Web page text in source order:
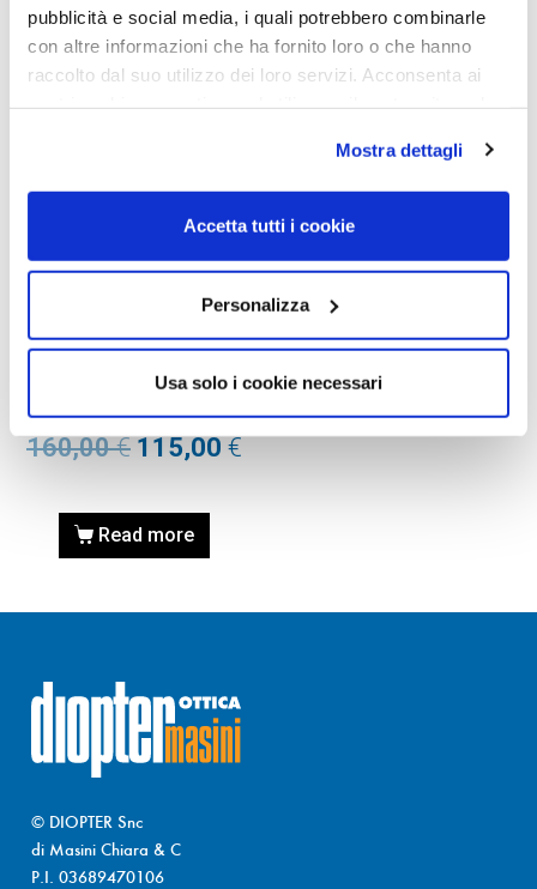
pubblicità e social media, i quali potrebbero combinarle
con altre informazioni che ha fornito loro o che hanno
raccolto dal suo utilizzo dei loro servizi. Acconsenta ai
Mostra dettagli
Accetta tutti i cookie
Personalizza
Usa solo i cookie necessari
MASCHERE DA SCI
MASCHERA DA
7070 LINE MINER 707004
160,00€ 115,00 €
Read more
© DIOPTER Snc
di Masini Chiara & C
P.I. 03689470106